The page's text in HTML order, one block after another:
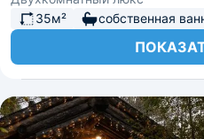
35м²
собственная